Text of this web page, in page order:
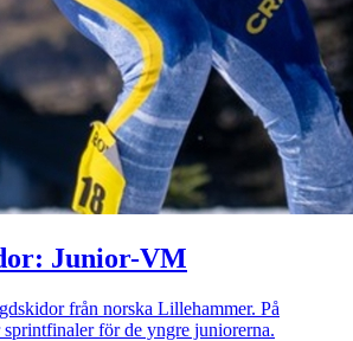
Junior-VM
från norska Lillehammer. På
sprintfinaler för de yngre juniorerna.